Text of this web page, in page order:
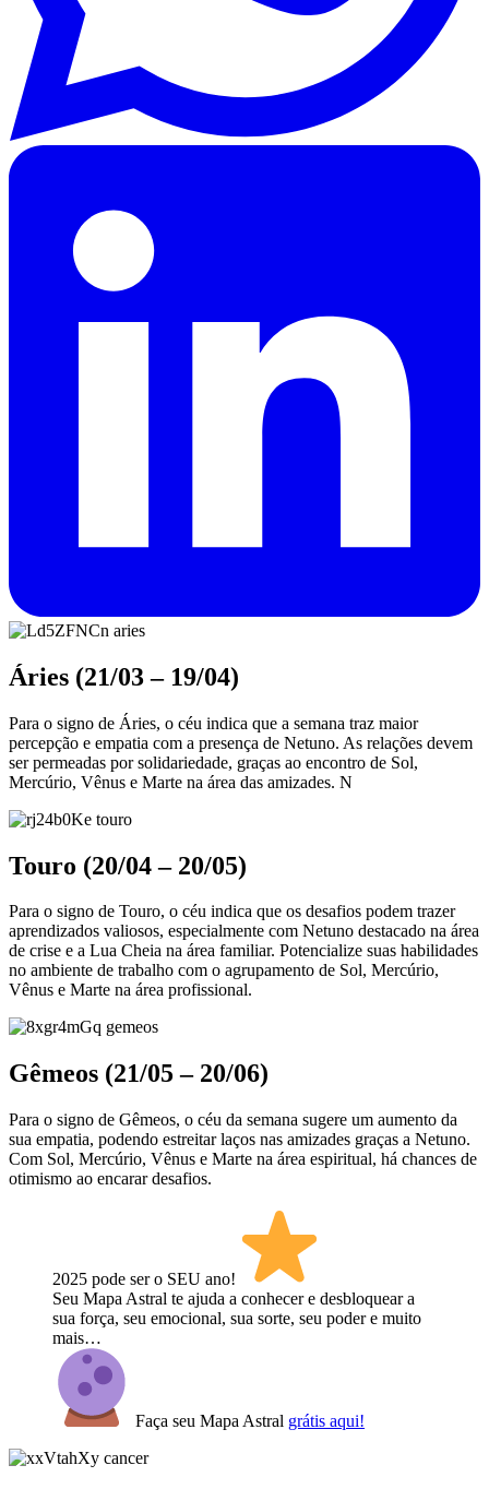
Áries (21/03 – 19/04)
Para o signo de Áries, o céu indica que a semana traz maior
percepção e empatia com a presença de Netuno. As relações devem
ser permeadas por solidariedade, graças ao encontro de Sol,
Mercúrio, Vênus e Marte na área das amizades. N
Touro (20/04 – 20/05)
Para o signo de Touro, o céu indica que os desafios podem trazer
aprendizados valiosos, especialmente com Netuno destacado na área
de crise e a Lua Cheia na área familiar. Potencialize suas habilidades
no ambiente de trabalho com o agrupamento de Sol, Mercúrio,
Vênus e Marte na área profissional.
Gêmeos (21/05 – 20/06)
Para o signo de Gêmeos, o céu da semana sugere um aumento da
sua empatia, podendo estreitar laços nas amizades graças a Netuno.
Com Sol, Mercúrio, Vênus e Marte na área espiritual, há chances de
otimismo ao encarar desafios.
2025 pode ser o SEU ano! ​
Seu Mapa Astral te ajuda a conhecer e desbloquear a
sua força, seu emocional, sua sorte, seu poder e muito
mais…
Faça seu Mapa Astral grátis aqui!